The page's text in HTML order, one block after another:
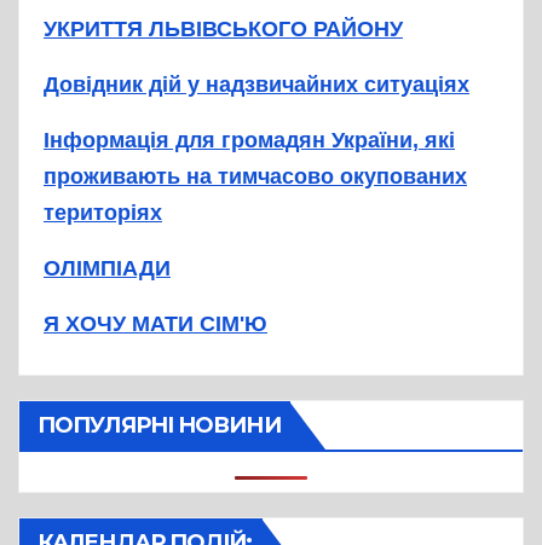
УКРИТТЯ ЛЬВІВСЬКОГО РАЙОНУ
Довідник дій у надзвичайних ситуаціях
Інформація для громадян України, які
проживають на тимчасово окупованих
територіях
ОЛІМПІАДИ
Я ХОЧУ МАТИ СІМ'Ю
ПОПУЛЯРНІ НОВИНИ